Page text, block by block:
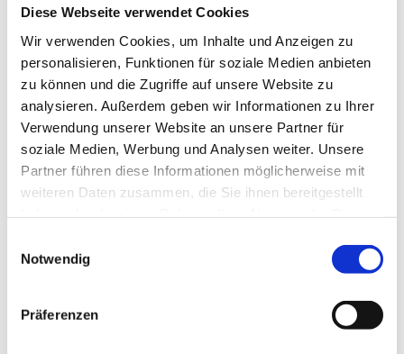
Diese Webseite verwendet Cookies
Wir verwenden Cookies, um Inhalte und Anzeigen zu
personalisieren, Funktionen für soziale Medien anbieten
zu können und die Zugriffe auf unsere Website zu
analysieren. Außerdem geben wir Informationen zu Ihrer
Verwendung unserer Website an unsere Partner für
soziale Medien, Werbung und Analysen weiter. Unsere
Partner führen diese Informationen möglicherweise mit
weiteren Daten zusammen, die Sie ihnen bereitgestellt
Notwendig
Präferenzen
das Team, den wertschätzenden Umgang und die
außerberuflichen Hilfestellungenim Land heimisch
werden und so dem Betrieb auch langfristig erhalten
bleiben.
Die Berichterstattung erfolgte in den lokalen Medien. Für
diePräsentationbei derPreisverleihungwar ein
Filmteam der AUVA vor Ort.
https://www.tips.at/nachrichten/perg/wirtschaft-
politik/611936-diversitaet-am-arbeitsplatz-als-
schluessel-zum-erfolg-naarner-betrieb-fuer-preis-
nominiert